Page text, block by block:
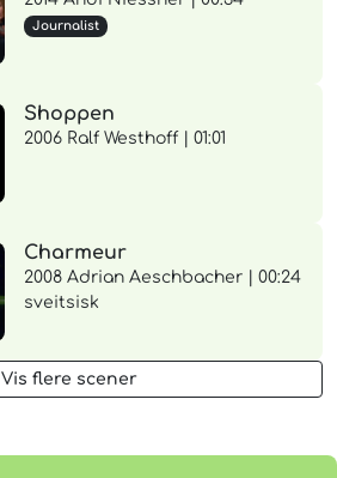
Journalist
Shoppen
2006 Ralf Westhoff | 01:01
Charmeur
2008 Adrian Aeschbacher | 00:24
sveitsisk
Vis flere scener